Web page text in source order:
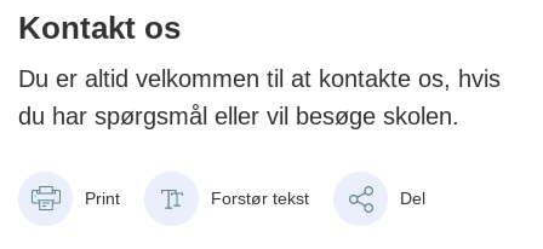
Kontakt os
Du er altid velkommen til at kontakte os, hvis
du har spørgsmål eller vil besøge skolen.
Print Forstør tekst Del